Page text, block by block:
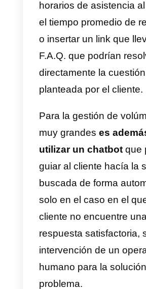
Cómo manejar
con el cliente
WhatsApp
Una vez creada
WhatsApp
el número, los
empezarán a
vuestro negocio a
aplicación.
solicitarán